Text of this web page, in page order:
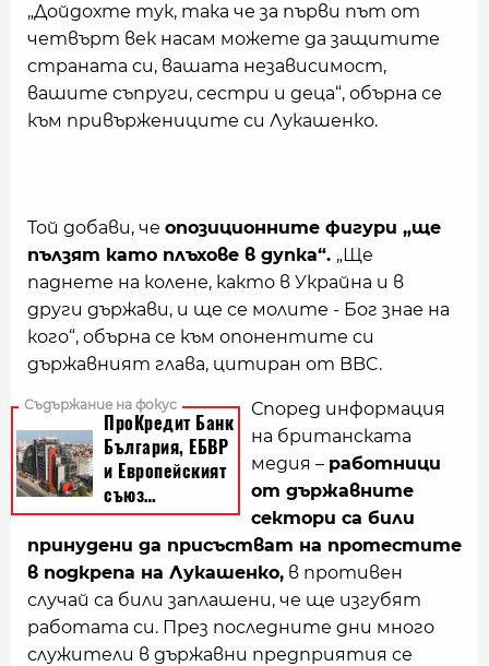
„Дойдохте тук, така че за първи път от
четвърт век насам можете да защитите
страната си, вашата независимост,
вашите съпруги, сестри и деца“, обърна се
към привържениците си Лукашенко.
Той добави, че опозиционните фигури „ще
пълзят като плъхове в дупка“. „Ще
паднете на колене, както в Украйна и в
други държави, и ще се молите - Бог знае на
кого“, обърна се към опонентите си
държавният глава, цитиран от BBC.
Според информация
на британската
медия – работници
от държавните
сектори са били
принудени да присъстват на протестите
в подкрепа на Лукашенко, в противен
случай са били заплашени, че ще изгубят
работата си. През последните дни много
служители в държавни предприятия се